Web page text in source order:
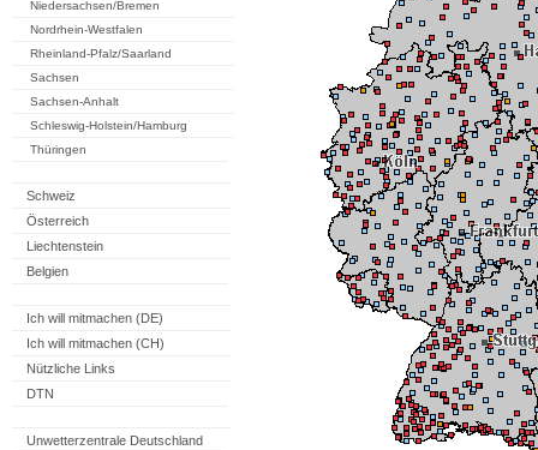
Niedersachsen/Bremen
Nordrhein-Westfalen
Rheinland-Pfalz/Saarland
Sachsen
Sachsen-Anhalt
Schleswig-Holstein/Hamburg
Thüringen
Schweiz
Österreich
Liechtenstein
Belgien
Ich will mitmachen (DE)
Ich will mitmachen (CH)
Nützliche Links
DTN
Unwetterzentrale Deutschland